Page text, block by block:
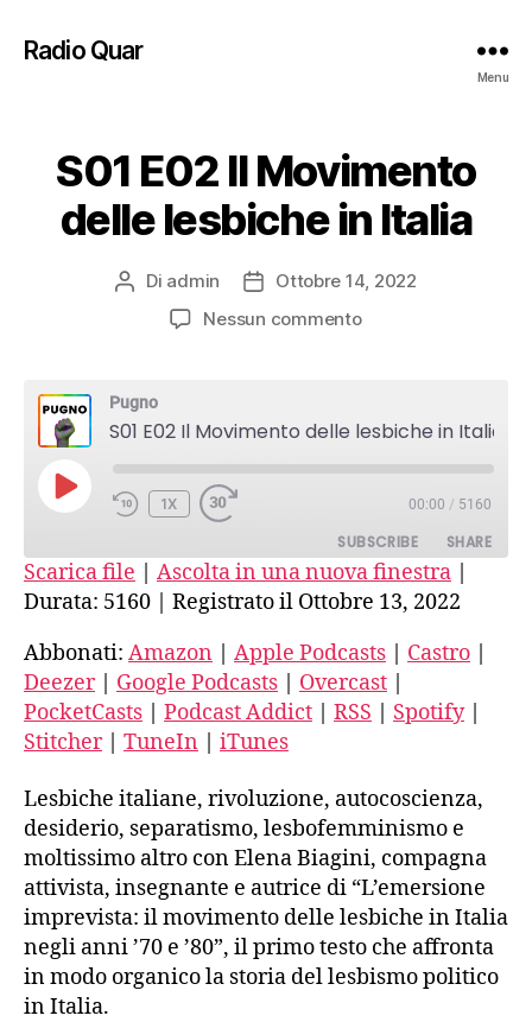
Radio Quar
Menu
S01 E02 Il Movimento
delle lesbiche in Italia
Autore
articolo
Di admin
Data
dell'articolo
Ottobre 14, 2022
Nessun commentosu
Movimento
Pugno
S01 E02 Il Movimento delle lesbiche in Italia
PLAY
EPISODE
1X 00:00 / 5160
SUBSCRIBE SHARE
Amazon Apple Podcasts
Castro Deezer
Google Podcasts Overcast
PocketCasts Podcast Addict
RSS
iTunes
RSS FEED
SHARE
LINK
EMBED
Scarica file Ascolta in una nuova finestra
Durata: 5160
Registrato il Ottobre 13, 2022
Abbonati: Amazon Apple Podcasts Castro
Deezer| Google Podcasts Overcast
PocketCasts
Podcast Addict RSS Spotify|
Stitcher| TuneIn iTunes
Lesbiche italiane, rivoluzione, autocoscienza,
desiderio, separatismo, lesbofemminismo e
moltissimo altro con Elena Biagini, compagna
attivista, insegnante e autrice di “L’emersione
imprevista: il movimento delle lesbiche in Italia
negli anni ’70 e ’80”, il primo testo che affronta
in modo organico la storia del lesbismo politico
in Italia.